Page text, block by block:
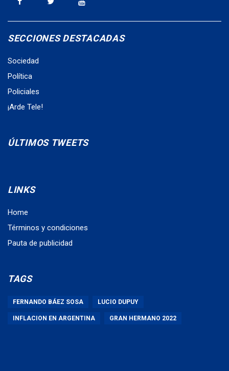
SECCIONES DESTACADAS
Sociedad
Política
Policiales
¡Arde Tele!
ÚLTIMOS TWEETS
LINKS
Home
Términos y condiciones
Pauta de publicidad
TAGS
FERNANDO BÁEZ SOSA LUCIO DUPUY
INFLACION EN ARGENTINA GRAN HERMANO 2022